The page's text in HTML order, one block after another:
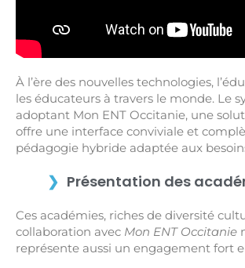
À l’ère des nouvelles technologies,
les éducateurs à travers le monde. Le
adoptant Mon ENT Occitanie, une
offre une interface conviviale et
pédagogie hybride adaptée aux
Présentation des
Ces académies, riches de diversité
collaboration avec Mon ENT Occitanie
représente aussi un engagement fort